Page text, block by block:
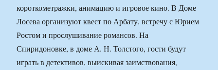
короткометражки, анимацию и игровое кино. В Доме
Лосева организуют квест по Арбату, встречу с Юрием
Ростом и прослушивание романсов. На
Спиридоновке, в доме А. Н. Толстого, гости будут
играть в детективов, выискивая заимствования,